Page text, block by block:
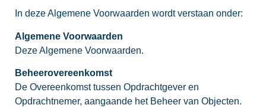
In deze Algemene Voorwaarden wordt verstaan onder:
Algemene Voorwaarden
Deze Algemene Voorwaarden.
Beheerovereenkomst
De Overeenkomst tussen Opdrachtgever en
Opdrachtnemer, aangaande het Beheer van Objecten.